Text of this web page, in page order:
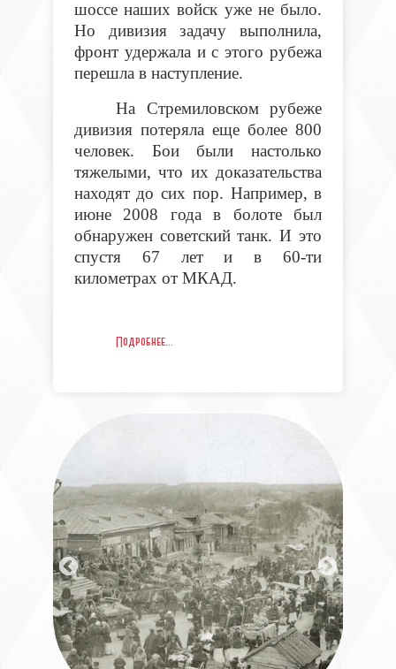
шоссе наших войск уже не было.
Но дивизия задачу выполнила,
фронт удержала и с этого рубежа
перешла в наступление.
На Стремиловском рубеже
дивизия потеряла еще более 800
человек. Бои были настолько
тяжелыми, что их доказательства
находят до сих пор. Например, в
июне 2008 года в болоте был
обнаружен советский танк. И это
спустя 67 лет и в 60-ти
километрах от МКАД.
Подробнее…